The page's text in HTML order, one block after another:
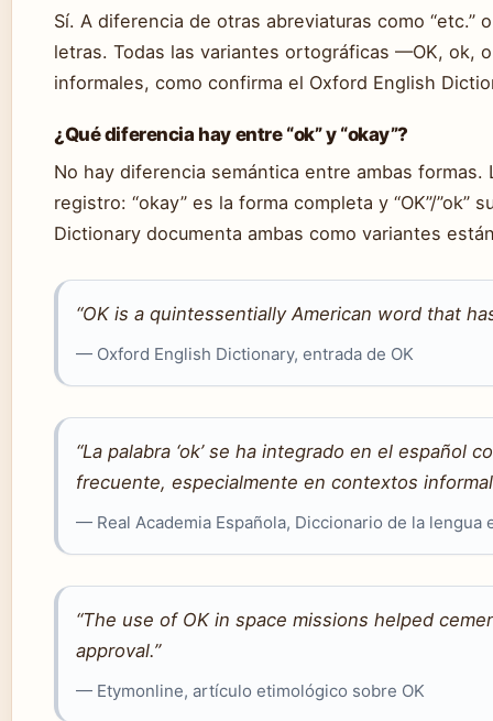
Sí. A diferencia de otras abreviaturas como “etc.”
letras. Todas las variantes ortográficas —OK, ok,
informales, como confirma el Oxford English
¿Qué diferencia hay entre “ok” y “okay”?
No hay diferencia semántica entre ambas
registro: “okay” es la forma completa y “OK”/”ok”
Dictionary documenta ambas como variantes
“OK is a quintessentially American word that
— Oxford English Dictionary, entrada de OK
“La palabra ‘ok’ se ha integrado en el español
frecuente, especialmente en contextos
— Real Academia Española, Diccionario de la lengua
“The use of OK in space missions helped
approval.”
— Etymonline, artículo etimológico sobre OK